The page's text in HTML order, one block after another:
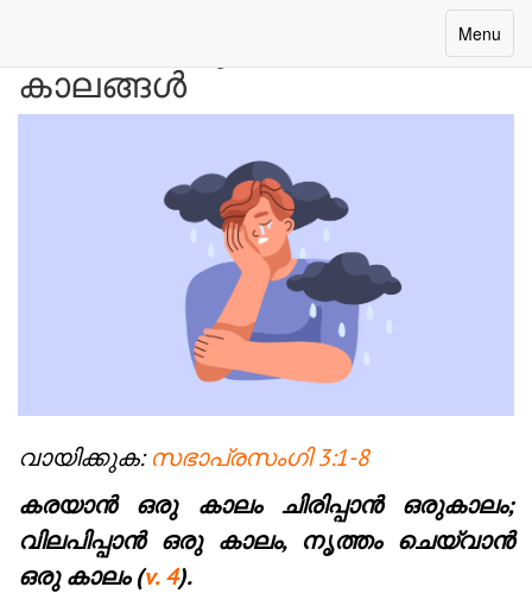
Toggle
Menu
കാലങ്ങൾ
വായിക്കുക:സഭാപ്രസംഗി 3:1-8
കരയാൻ ഒരു കാലം ചിരിപ്പാൻ ഒരുകാലം;
വിലപിപ്പാൻ ഒരു കാലം, നൃത്തം ചെയ്‌വാൻ
ഒരു കാലം (v. 4).